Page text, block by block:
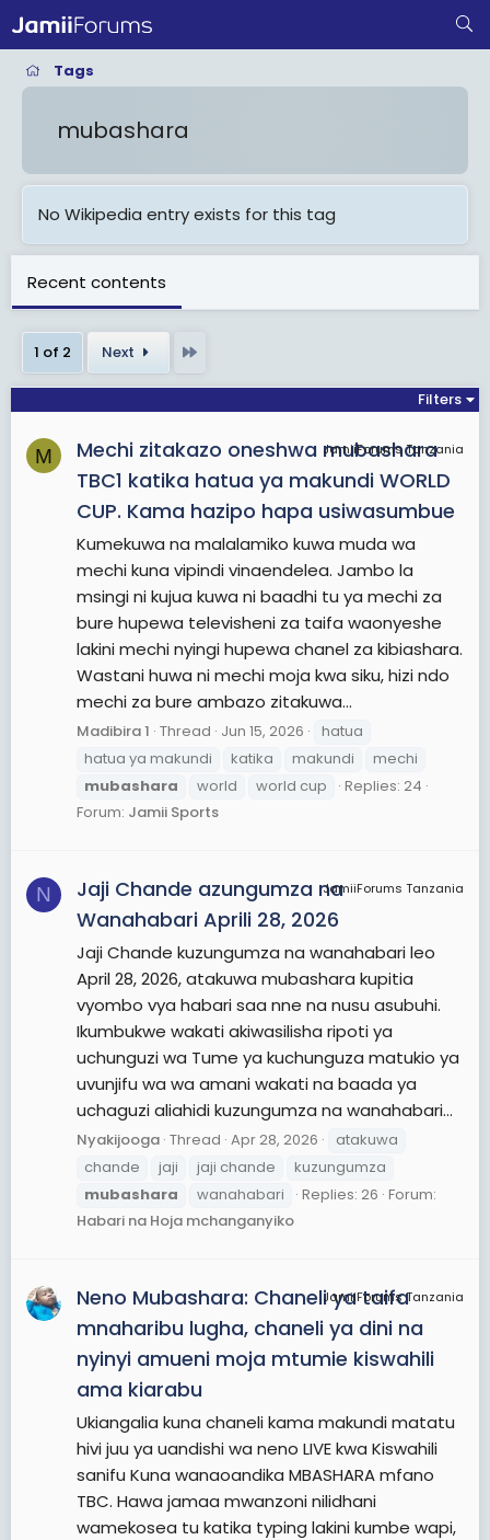
Tags
mubashara
No Wikipedia entry exists for this tag
Recent contents
1 of 2 Next
Filters
M JamiiForums Tanzania
Mechi zitakazo oneshwa mubashara
TBC1 katika hatua ya makundi WORLD
CUP. Kama hazipo hapa usiwasumbue
Kumekuwa na malalamiko kuwa muda wa
mechi kuna vipindi vinaendelea. Jambo la
msingi ni kujua kuwa ni baadhi tu ya mechi za
bure hupewa televisheni za taifa waonyeshe
lakini mechi nyingi hupewa chanel za kibiashara.
Wastani huwa ni mechi moja kwa siku, hizi ndo
mechi za bure ambazo zitakuwa...
Madibira 1 Thread Jun 15, 2026
hatua
hatua ya makundi
katika makundi
mechi
mubashara
world world cup
Replies: 24
Forum: Jamii Sports
N JamiiForums Tanzania
Jaji Chande azungumza na
Wanahabari Aprili 28, 2026
Jaji Chande kuzungumza na wanahabari leo
April 28, 2026, atakuwa mubashara kupitia
vyombo vya habari saa nne na nusu asubuhi.
Ikumbukwe wakati akiwasilisha ripoti ya
uchunguzi wa Tume ya kuchunguza matukio ya
uvunjifu wa wa amani wakati na baada ya
uchaguzi aliahidi kuzungumza na wanahabari...
Nyakijooga Thread Apr 28, 2026
atakuwa
chande
jaji jaji chande
kuzungumza
mubashara
wanahabari Replies: 26 Forum:
Habari na Hoja mchanganyiko
JamiiForums Tanzania
Neno Mubashara: Chaneli ya taifa
mnaharibu lugha, chaneli ya dini na
nyinyi amueni moja mtumie kiswahili
ama kiarabu
Ukiangalia kuna chaneli kama makundi matatu
hivi juu ya uandishi wa neno LIVE kwa Kiswahili
sanifu Kuna wanaoandika MBASHARA mfano
TBC. Hawa jamaa mwanzoni nilidhani
wamekosea tu katika typing lakini kumbe wapi,